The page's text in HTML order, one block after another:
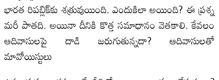
భారత రిపబ్లిక్‌కు శత్రువుయింది. ఎందుకిలా అయింది? ఈ ప్రశ్న
మరీ పాతది. అయినా దీనికి కొత్త సమాధానం వెతకాలి. కేవలం
ఆదివాసులపై దాడి జరుగుతున్నదా? ఆదివాసులతో
మావోయిస్టులు